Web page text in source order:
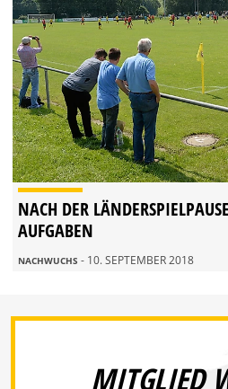
NACH DER
AUFGABEN
NACHWUCHS - 10. SEPTEMBER 2018
MITGLIED